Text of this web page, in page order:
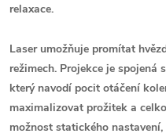
relaxace.
Laser umožňuje promítat
režimech. Projekce je spojená
který navodí pocit otáčení
maximalizovat prožitek a
možnost statického